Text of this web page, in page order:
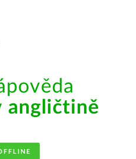
angličtině